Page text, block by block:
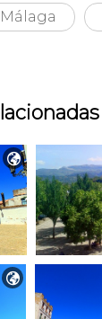
Málaga

